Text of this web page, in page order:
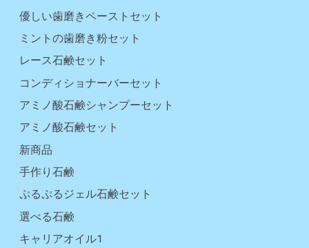
優しい歯磨きペーストセット
ミントの歯磨き粉セット
レース石鹸セット
コンディショナーバーセット
アミノ酸石鹸シャンプーセット
アミノ酸石鹸セット
新商品
手作り石鹸
ぷるぷるジェル石鹸セット
選べる石鹸
キャリアオイル1